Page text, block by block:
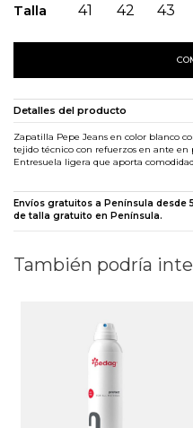
Talla 41 42 43
Detalles del producto
Zapatilla Pepe Jeans en color blanco
tejido técnico con refuerzos en ante en
Entresuela ligera que aporta
Envíos gratuitos a Península desde
de talla gratuito en Península.
También podría